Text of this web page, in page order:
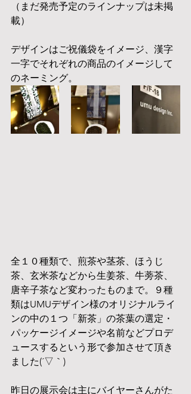
（まだ発売予定のラインナップは未掲
載）
デザインはご祝儀袋をイメージ、漢字
一字でそれぞれの商品のイメージして
のネーミング。
全１０種類で、煎茶や茎茶、ほうじ
茶、玄米茶などから生姜茶、牛蒡茶、
唐辛子茶など変わったものまで。９種
類はUMUデザイン様のオリジナルライ
ンの中の１つ「新茶」の茶葉の選定・
パッケージイメージや名前などプロデ
ュースするという形で参加させて頂き
ました(´▽｀)
昨日の展示会は主にバイヤーさんがた